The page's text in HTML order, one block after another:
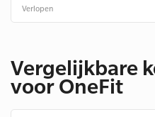
Verlopen
Vergelijkbare
voor OneFit